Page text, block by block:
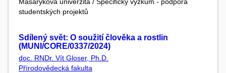
studentských projektů
Sdílený svět: O soužití člověka a rostlin
(MUNI/CORE/0337/2024)
doc. RNDr. Vít Gloser, Ph.D.
Přírodovědecká fakulta